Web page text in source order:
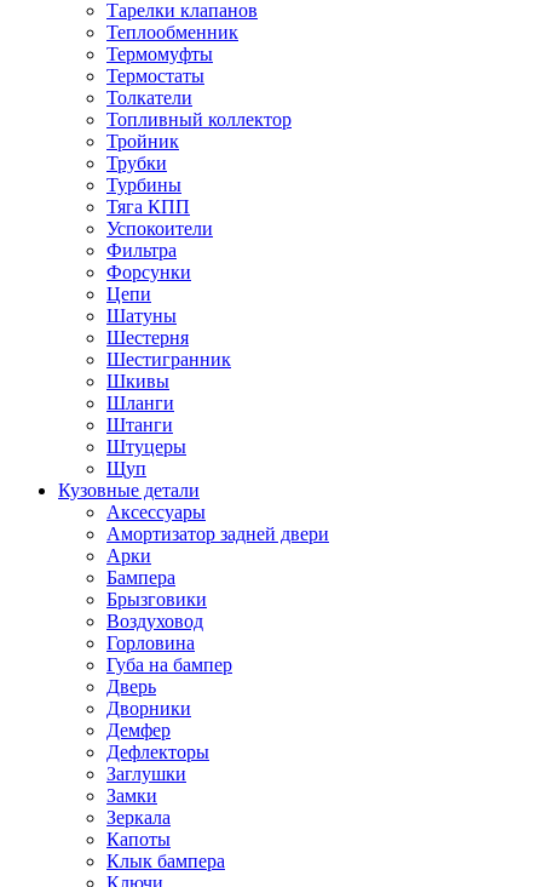
Тарелки клапанов
Теплообменник
Термомуфты
Термостаты
Толкатели
Топливный коллектор
Тройник
Трубки
Турбины
Тяга КПП
Успокоители
Фильтра
Форсунки
Цепи
Шатуны
Шестерня
Шестигранник
Шкивы
Шланги
Штанги
Штуцеры
Щуп
Кузовные детали
Аксессуары
Амортизатор задней двери
Арки
Бампера
Брызговики
Воздуховод
Горловина
Губа на бампер
Дверь
Дворники
Демфер
Дефлекторы
Заглушки
Замки
Зеркала
Капоты
Клык бампера